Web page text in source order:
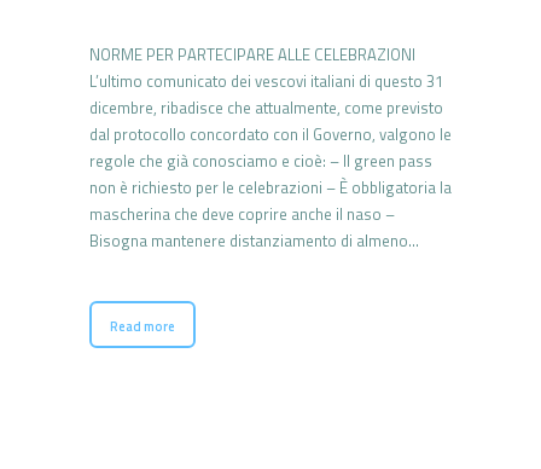
NORME PER PARTECIPARE ALLE CELEBRAZIONI
L’ultimo comunicato dei vescovi italiani di questo 31
dicembre, ribadisce che attualmente, come previsto
dal protocollo concordato con il Governo, valgono le
regole che già conosciamo e cioè: – Il green pass
non è richiesto per le celebrazioni – È obbligatoria la
mascherina che deve coprire anche il naso –
Bisogna mantenere distanziamento di almeno…
Read more